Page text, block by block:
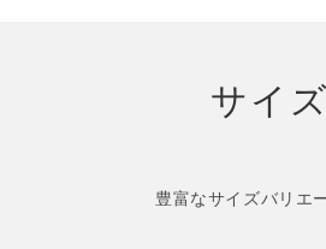
サイズ
豊富なサイズバリエ